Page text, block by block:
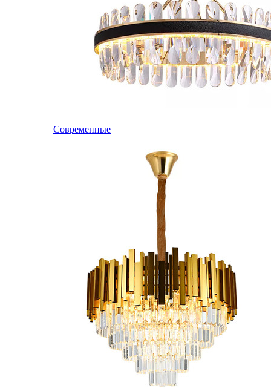
Современные